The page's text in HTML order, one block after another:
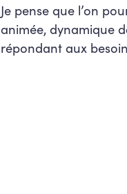
Je pense que l’on
animée, dynamique
répondant aux